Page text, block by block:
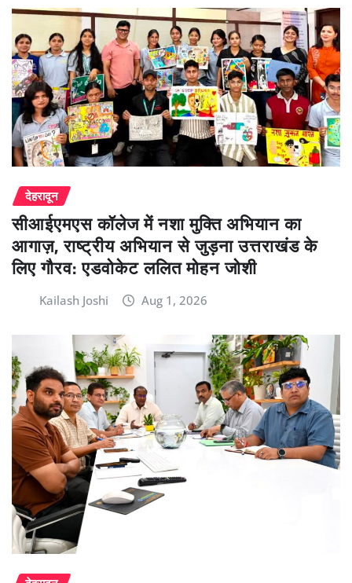
देहरादून
सीआईएमएस कॉलेज में नशा मुक्ति अभियान का
आगाज़, राष्ट्रीय अभियान से जुड़ना उत्तराखंड के
लिए गौरव: एडवोकेट ललित मोहन जोशी
Kailash Joshi Aug 1, 2026